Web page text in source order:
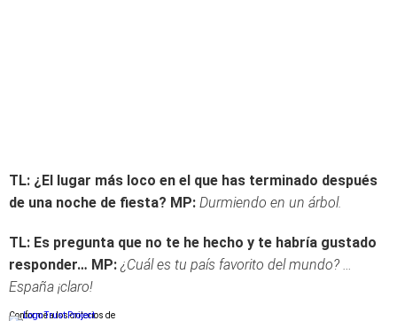
TL: ¿El lugar más loco en el que has terminado después
de una noche de fiesta? MP: Durmiendo en un árbol.
TL: Es pregunta que no te he hecho y te habría gustado
responder… MP: ¿Cuál es tu país favorito del mundo? …
España ¡claro!
Conforme a los criterios de